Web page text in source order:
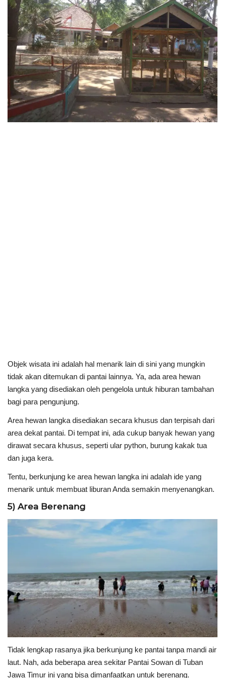
Objek wisata ini adalah hal menarik lain di sini yang mungkin
tidak akan ditemukan di pantai lainnya. Ya, ada area hewan
langka yang disediakan oleh pengelola untuk hiburan tambahan
bagi para pengunjung.
Area hewan langka disediakan secara khusus dan terpisah dari
area dekat pantai. Di tempat ini, ada cukup banyak hewan yang
dirawat secara khusus, seperti ular python, burung kakak tua
dan juga kera.
Tentu, berkunjung ke area hewan langka ini adalah ide yang
menarik untuk membuat liburan Anda semakin menyenangkan.
5) Area Berenang
Tidak lengkap rasanya jika berkunjung ke pantai tanpa mandi air
laut. Nah, ada beberapa area sekitar Pantai Sowan di Tuban
Jawa Timur ini yang bisa dimanfaatkan untuk berenang.